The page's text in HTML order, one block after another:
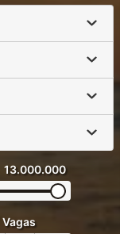
13.000.000
Vagas